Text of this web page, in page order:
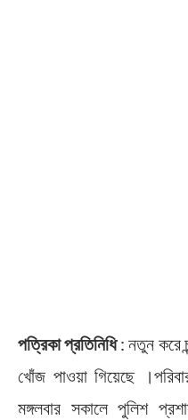
পত্রিকা প্রতিনিধি: নতুন করে
খোঁজ পাওয়া গিয়েছে
মঙ্গলবার সকালে পুলিশ